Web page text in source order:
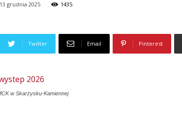
13 grudnia 2025 1435
Twitter Email Pinterest
w Skarżysku-Kamiennej